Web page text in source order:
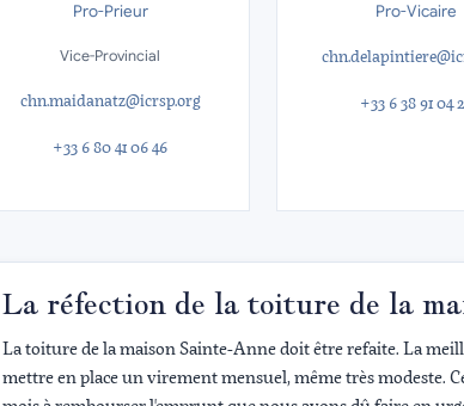
Pro-Prieur
Vice-Provincial
chn.maidanatz@icrsp.org
+33 6 80 41 06 46
Pro-Vicaire
+33 6 38 91 04
La réfection de la toiture de la
La toiture de la maison Sainte-Anne doit être refaite. La
mettre en place un virement mensuel, même très modeste.